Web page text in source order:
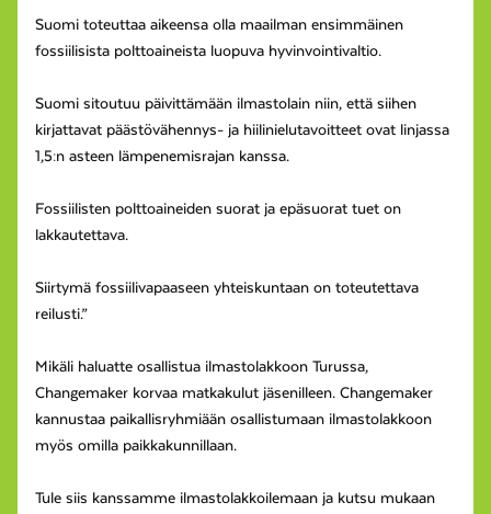
Suomi toteuttaa aikeensa olla maailman ensimmäinen
fossiilisista polttoaineista luopuva hyvinvointivaltio.
Suomi sitoutuu päivittämään ilmastolain niin, että siihen
kirjattavat päästövähennys- ja hiilinielutavoitteet ovat linjassa
1,5:n asteen lämpenemisrajan kanssa.
Fossiilisten polttoaineiden suorat ja epäsuorat tuet on
lakkautettava.
Siirtymä fossiilivapaaseen yhteiskuntaan on toteutettava
reilusti.”
Mikäli haluatte osallistua ilmastolakkoon Turussa,
Changemaker korvaa matkakulut jäsenilleen. Changemaker
kannustaa paikallisryhmiään osallistumaan ilmastolakkoon
myös omilla paikkakunnillaan.
Tule siis kanssamme ilmastolakkoilemaan ja kutsu mukaan